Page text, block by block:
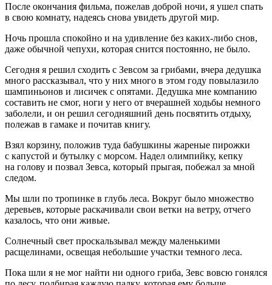
После окончания фильма, пожелав доброй ночи, я ушел спать
в свою комнату, надеясь снова увидеть другой мир.
Ночь прошла спокойно и на удивление без каких-либо снов,
даже обычной чепухи, которая снится постоянно, не было.
Сегодня я решил сходить с Зевсом за грибами, вчера дедушка
много рассказывал, что у них много в этом году повылазило
шампиньонов и лисичек с опятами. Дедушка мне компанию
составить не смог, ноги у него от вчерашней ходьбы немного
заболели, и он решил сегодняшний день посвятить отдыху,
полежав в гамаке и почитав книгу.
Взял корзину, положив туда бабушкины жареные пирожки
с капустой и бутылку с морсом. Надел олимпийку, кепку
на голову и позвал Зевса, который прыгая, побежал за мной
следом.
Мы шли по тропинке в глубь леса. Вокруг было множество
деревьев, которые раскачивали свои ветки на ветру, отчего
казалось, что они живые.
Солнечный свет проскальзывал между маленькими
расщелинами, освещая небольшие участки темного леса.
Пока шли я не мог найти ни одного гриба, Зевс вовсю гонялся